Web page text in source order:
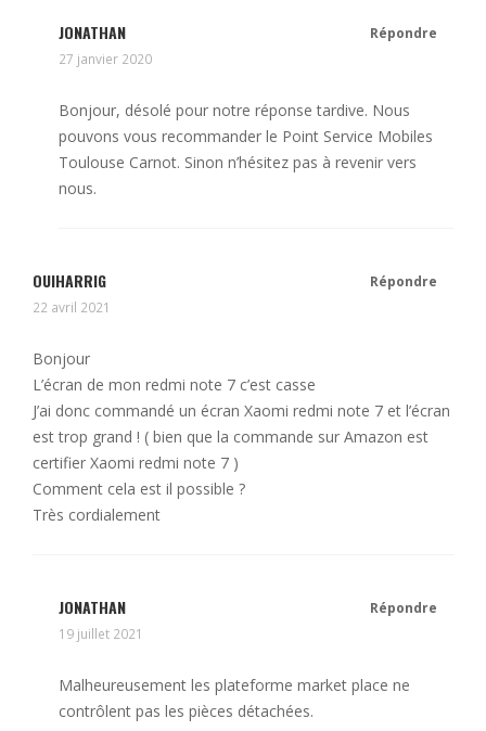
JONATHAN
27 janvier 2020
Répondre
Bonjour, désolé pour notre réponse tardive. Nous
pouvons vous recommander le Point Service Mobiles
Toulouse Carnot. Sinon n’hésitez pas à revenir vers
nous.
OUIHARRIG
22 avril 2021
Répondre
Bonjour
L’écran de mon redmi note 7 c’est casse
J’ai donc commandé un écran Xaomi redmi note 7 et l’écran
est trop grand ! ( bien que la commande sur Amazon est
certifier Xaomi redmi note 7 )
Comment cela est il possible ?
Très cordialement
JONATHAN
19 juillet 2021
Répondre
Malheureusement les plateforme market place ne
contrôlent pas les pièces détachées.